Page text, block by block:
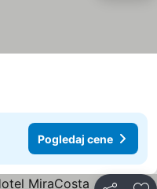
Pogledaj cene